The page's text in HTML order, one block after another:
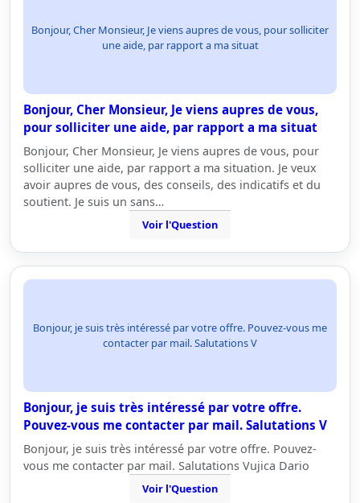
Bonjour, Cher Monsieur, Je viens aupres de vous, pour solliciter
une aide, par rapport a ma situat
Bonjour, Cher Monsieur, Je viens aupres de vous,
pour solliciter une aide, par rapport a ma situat
Bonjour, Cher Monsieur, Je viens aupres de vous, pour
solliciter une aide, par rapport a ma situation. Je veux
avoir aupres de vous, des conseils, des indicatifs et du
soutient. Je suis un sans…
Voir l'Question
Bonjour, je suis très intéressé par votre offre. Pouvez-vous me
contacter par mail. Salutations V
Bonjour, je suis très intéressé par votre offre.
Pouvez-vous me contacter par mail. Salutations V
Bonjour, je suis très intéressé par votre offre. Pouvez-
vous me contacter par mail. Salutations Vujica Dario
Voir l'Question